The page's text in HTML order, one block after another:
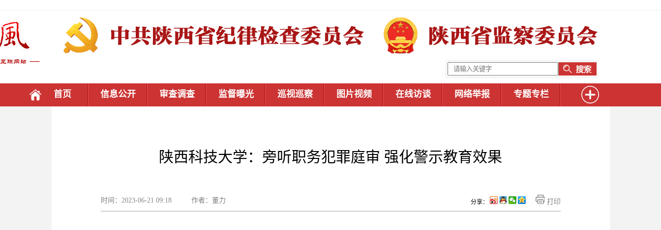
首页 信息公开 审查调查 监督曝光 巡视巡察 图片视频 在线访谈 网络举报 专题专栏
陕西科技大学：旁听职务犯罪庭审 强化警示教育效果
时间：2023-06-21 09:18 作者：董力 打印
分享：